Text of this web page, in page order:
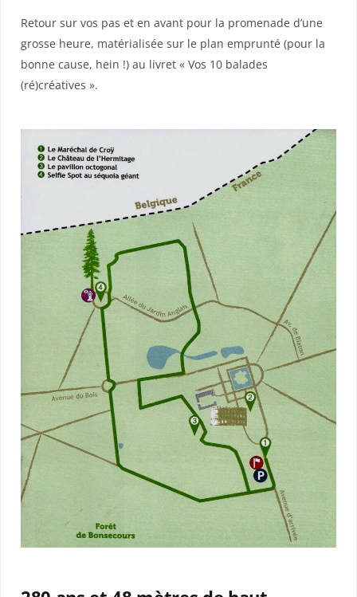
Retour sur vos pas et en avant pour la promenade d’une
grosse heure, matérialisée sur le plan emprunté (pour la
bonne cause, hein !) au livret « Vos 10 balades
(ré)créatives ».